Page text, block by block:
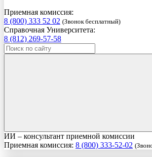
Приемная комиссия:
8 (800) 333 52 02 (Звонок бесплатный)
Справочная Университета:
8 (812) 269-57-58
ИИ – консультант приемной комиссии
Приемная комиссия: 8 (800) 333-52-02